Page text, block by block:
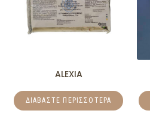
ALEXIA
ΔΙΑΒΆΣΤΕ ΠΕΡΙΣΣΌΤΕΡΑ